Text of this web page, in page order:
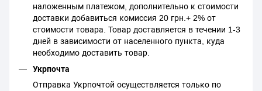
наложенным платежом, дополнительно к стоимости
доставки добавиться комиссия 20 грн.+ 2% от
стоимости товара. Товар доставляется в течении 1-3
дней в зависимости от населенного пункта, куда
необходимо доставить товар.
Укрпочта
Отправка Укрпочтой осуществляется только по